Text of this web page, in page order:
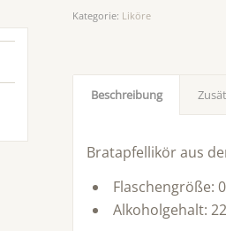
Kategorie: Liköre
Beschreibung
Bratapfellikör aus
Flaschengröße:
Alkoholgehalt: